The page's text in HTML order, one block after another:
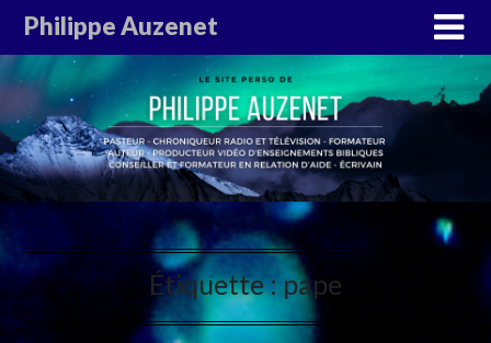
Philippe Auzenet
Étiquette :pape